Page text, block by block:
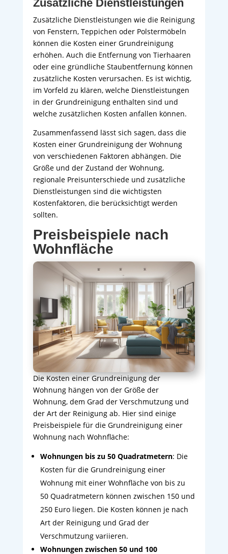
Zusätzliche Dienstleistungen
Zusätzliche Dienstleistungen wie die Reinigung
von Fenstern, Teppichen oder Polstermöbeln
können die Kosten einer Grundreinigung
erhöhen. Auch die Entfernung von Tierhaaren
oder eine gründliche Staubentfernung können
zusätzliche Kosten verursachen. Es ist wichtig,
im Vorfeld zu klären, welche Dienstleistungen
in der Grundreinigung enthalten sind und
welche zusätzlichen Kosten anfallen können.
Zusammenfassend lässt sich sagen, dass die
Kosten einer Grundreinigung der Wohnung
von verschiedenen Faktoren abhängen. Die
Größe und der Zustand der Wohnung,
regionale Preisunterschiede und zusätzliche
Dienstleistungen sind die wichtigsten
Kostenfaktoren, die berücksichtigt werden
sollten.
Preisbeispiele nach
Wohnfläche
Die Kosten einer Grundreinigung der
Wohnung hängen von der Größe der
Wohnung, dem Grad der Verschmutzung und
der Art der Reinigung ab. Hier sind einige
Preisbeispiele für die Grundreinigung einer
Wohnung nach Wohnfläche:
Wohnungen bis zu 50 Quadratmetern: Die
Kosten für die Grundreinigung einer
Wohnung mit einer Wohnfläche von bis zu
50 Quadratmetern können zwischen 150 und
250 Euro liegen. Die Kosten können je nach
Art der Reinigung und Grad der
Verschmutzung variieren.
Wohnungen zwischen 50 und 100